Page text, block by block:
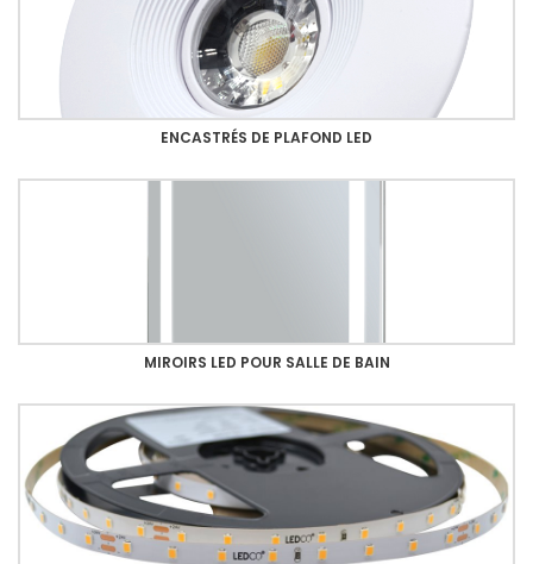
ENCASTRÉS DE PLAFOND LED
MIROIRS LED POUR SALLE DE BAIN